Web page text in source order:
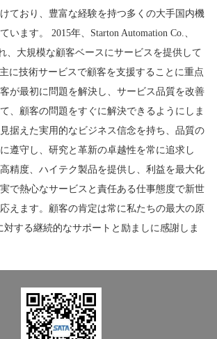
ており、豊富な経験を持つ多くの大手国内機
います。 2015年、Starton Automation Co.、
、大規模な顧客ベースにサービスを提供して
に技術サービスで顧客を支援することに重点
が最初に問題を解決し、サービス品質を改善
、顧客の問題をすぐに解決できるようにしま
据えた実用的なビジネス信念を持ち、品質の
遵守し、研究と革新の卓越性を常に追求し
精度、ハイテク製品を提供し、利益を最大化
で熱心なサービスと責任ある仕事態度で新世
えます。顧客の肯定は常に私たちの最大の原
対する継続的なサポートと励ましに感謝しま